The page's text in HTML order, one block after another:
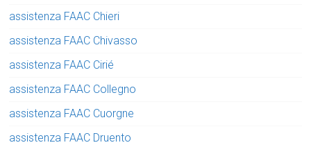
assistenza FAAC Chieri
assistenza FAAC Chivasso
assistenza FAAC Cirié
assistenza FAAC Collegno
assistenza FAAC Cuorgne
assistenza FAAC Druento